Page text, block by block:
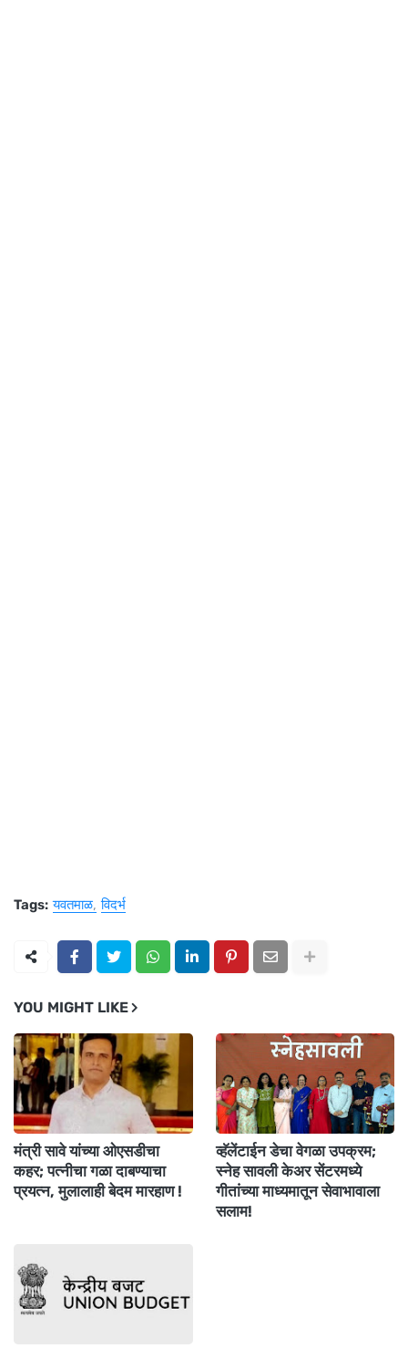
Tags: यवतमाळ विदर्भ
YOU MIGHT LIKE
मंत्री सावे यांच्या ओएसडीचा
कहर; पत्नीचा गळा दाबण्याचा
प्रयत्न, मुलालाही बेदम मारहाण !
व्हॅलेंटाईन डेचा वेगळा उपक्रम;
स्नेह सावली केअर सेंटरमध्ये
गीतांच्या माध्यमातून सेवाभावाला
सलाम!